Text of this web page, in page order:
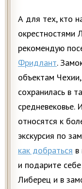
А для тех, кто
окрестностями
рекомендую
Фридлант.
объектам
сохранилась в
средневековье.
относятся к
экскурсия по
как добраться
и подарите
Либерец и в